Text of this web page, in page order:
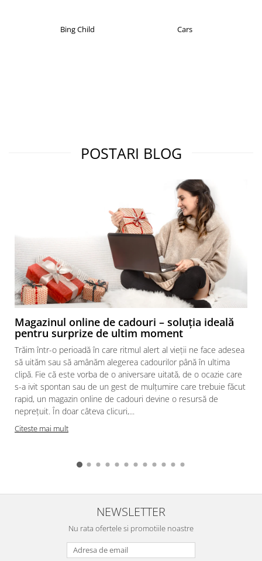
Christian Laurent
POSTARI BLOG
Magazinul online de cadouri – soluția ideală
pentru surprize de ultim moment
Trăim într-o perioadă în care ritmul alert al vieții ne face adesea
să uităm sau să amânăm alegerea cadourilor până în ultima
clipă. Fie că este vorba de o aniversare uitată, de o ocazie care
s-a ivit spontan sau de un gest de mulțumire care trebuie făcut
rapid, un magazin online de cadouri devine o resursă de
neprețuit. În doar câteva clicuri,...
Citeste mai mult
NEWSLETTER
Nu rata ofertele si promotiile noastre